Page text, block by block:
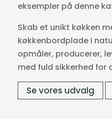
eksempler på denne
Skab et unikt køkken
køkkenbordplade i
opmåler, producerer,
med fuld sikkerhed for
Se vores udvalg